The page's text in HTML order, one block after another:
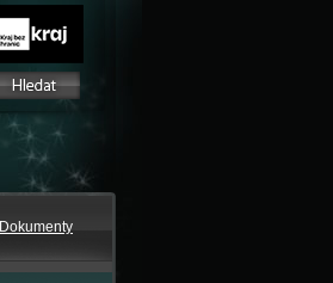
Dokumenty